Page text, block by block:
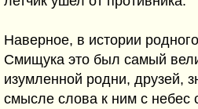
Наверное, в истории
Смищука это был самый
изумленной родни, друзей,
смысле слова к ним с небес